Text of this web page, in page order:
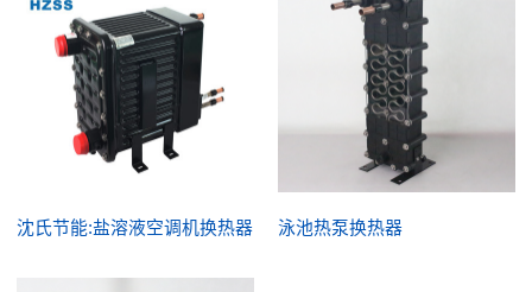
沈氏节能:盐溶液空调机换热器 泳池热泵换热器